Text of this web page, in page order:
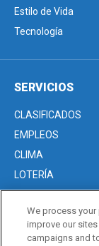
Estilo de Vida
Tecnología
SERVICIOS
CLASIFICADOS
EMPLEOS
CLIMA
LOTERÍA
Acerca de
We process
improve our
campaigns and